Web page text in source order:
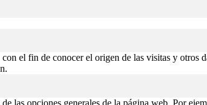
el fin de conocer el origen de las visitas y otros